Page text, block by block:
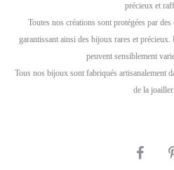
précieux et
Toutes nos créations sont protégées par
garantissant ainsi des bijoux rares et précieux.
peuvent sensiblement
Tous nos bijoux sont fabriqués artisanalement
de la
SHARE